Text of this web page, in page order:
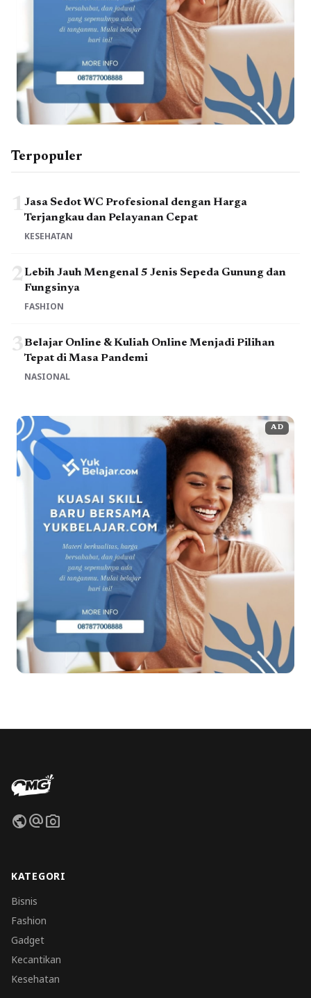
Terpopuler
1Jasa Sedot WC Profesional dengan Harga
Terjangkau dan Pelayanan Cepat
KESEHATAN
2Lebih Jauh Mengenal 5 Jenis Sepeda Gunung dan
Fungsinya
FASHION
3Belajar Online & Kuliah Online Menjadi Pilihan
Tepat di Masa Pandemi
NASIONAL
AD
publicalternate_emailphoto_camera
KATEGORI
Bisnis
Fashion
Gadget
Kecantikan
Kesehatan